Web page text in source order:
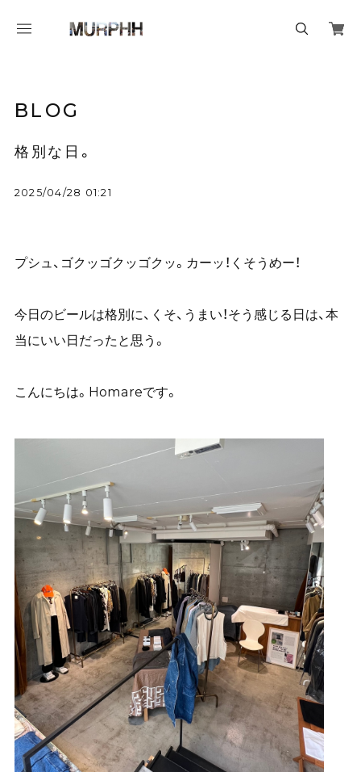
BLOG
格別な日。
2025/04/28 01:21
プシュ、ゴクッゴクッゴクッ。カーッ！くそうめー！
今日のビールは格別に、くそ、うまい！そう感じる日は、本
当にいい日だったと思う。
こんにちは。Homareです。